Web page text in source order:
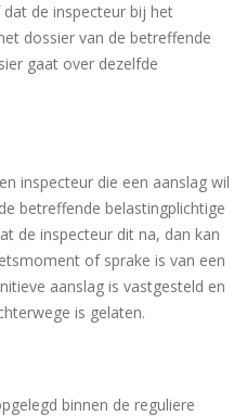
de inspecteur bij het
dossier van de betreffende
gaat over dezelfde
inspecteur die een aanslag wil
betreffende belastingplichtige
de inspecteur dit na, dan kan
of sprake is van een
aanslag is vastgesteld en
is gelaten.
binnen de reguliere